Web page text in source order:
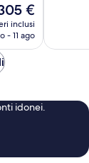
€
€
inclusi
- 11 ago
idonei.